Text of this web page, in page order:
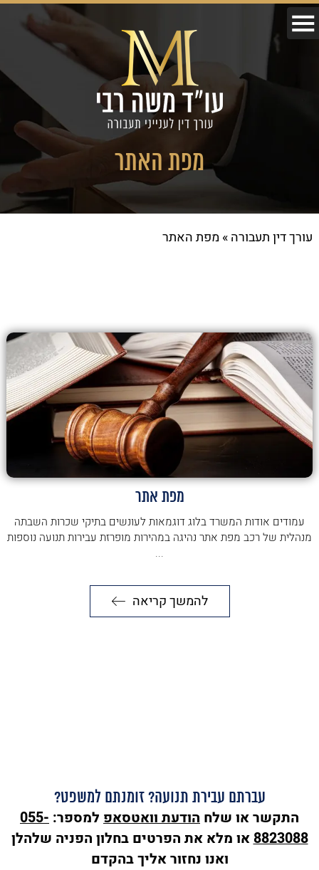
מפת האתר
עורך דין תעבורה» מפת האתר
מפת אתר
עמודים אודות המשרד בלוג דוגמאות לעונשים בתיקי שכרות השבתה
מנהלית של רכב מפת אתר נהיגה במהירות מופרזת עבירות תנועה נוספות
...
להמשך קריאה
עברתם עבירת תנועה? זומנתם למשפט?
התקשר או שלח הודעתוואטסאפ למספר: 055-
8823088או מלא את הפרטים בחלון הפניה שלהלן
ואנו נחזור אליך בהקדם